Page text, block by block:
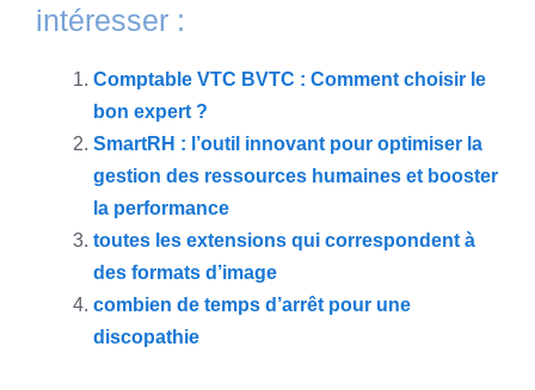
intéresser :
Comptable VTC BVTC : Comment choisir le
bon expert ?
SmartRH : l’outil innovant pour optimiser la
gestion des ressources humaines et booster
la performance
toutes les extensions qui correspondent à
des formats d’image
combien de temps d’arrêt pour une
discopathie